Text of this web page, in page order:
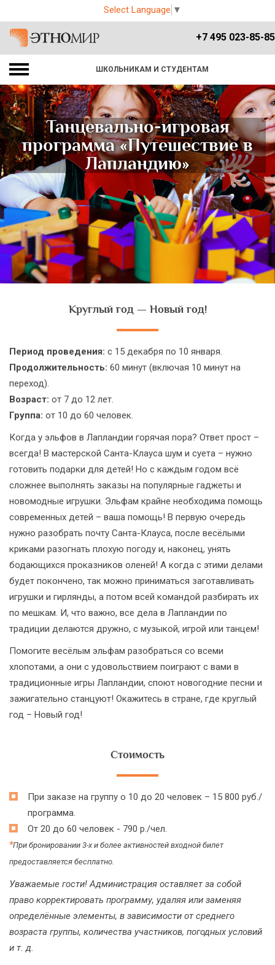
Select Language ▼
+7 495 023-85-85
ШКОЛЬНИКАМ И СТУДЕНТАМ
Танцевально-игровая
программа «Путешествие в
Лапландию»
Круглый год — Новый год!
Период проведения: с 15 декабря по 10 января.
Продолжительность: 60 минут (включая 10 минут на
переход).
Возраст: от 7 до 12 лет.
Группа: от 10 до 60 человек.
Когда у эльфов в Лапландии горячая пора? Ответ прост –
всегда! В мастерской Санта-Клауса шум и суета – нужно
готовить подарки для детей! Но с каждым годом всё
сложнее выполнять заказы на популярные гаджеты и
новомодные игрушки. Эльфам крайне необходима помощь
современных детей – ваша помощь! В первую очередь
нужно разобрать почту Санта-Клауса, после весёлыми
криками разогнать плохую погоду и, наконец, унять
бодающихся проказников оленей! А когда с этими делами
будет покончено, так можно приниматься заготавливать
игрушки и гирлянды, а потом всей командой разбирать их
по мешкам. И, что важно, все дела в Лапландии по
традиции делаются дружно, с музыкой, игрой или танцем!
Помогите весёлым эльфам разобраться со всеми
хлопотами, а они с удовольствием поиграют с вами в
традиционные игры Лапландии, споют новогодние песни и
зажигательно станцуют! Окажитесь в стране, где круглый
год – Новый год!
Стоимость
При заказе на группу о 10 до 20 человек – 15 800 руб./
программа.
От 20 до 60 человек - 790 р./чел.
*При бронировании 3-х и более активностей входной билет
предоставляется бесплатно.
Уважаемые гости! Администрация оставляет за собой
право корректировать программу, удаляя или заменяя
определённые элементы, в зависимости от среднего
возраста группы, количества участников, погодных условий
и т. д.